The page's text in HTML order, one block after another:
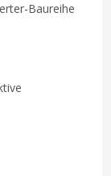
Baureihe